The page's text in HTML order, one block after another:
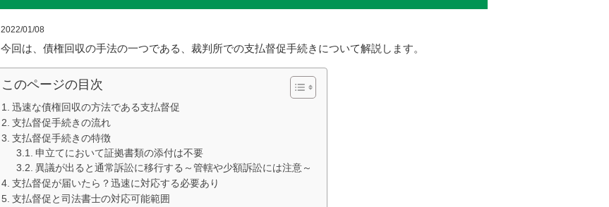
2022/01/08
今回は、債権回収の手法の一つである、裁判所での支払督促手続きについて解説します。
このページの目次
迅速な債権回収の方法である支払督促
支払督促手続きの流れ
支払督促手続きの特徴
申立てにおいて証拠書類の添付は不要
異議が出ると通常訴訟に移行する～管轄や少額訴訟には注意～
支払督促が届いたら？迅速に対応する必要あり
支払督促と司法書士の対応可能範囲